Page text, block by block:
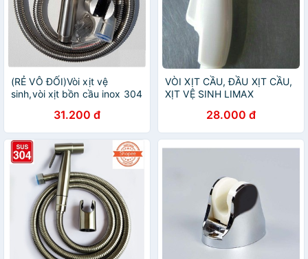
(RẺ VÔ ĐỐI)Vòi xịt vệ
sinh,vòi xịt bồn cầu inox 304
31.200 đ
VÒI XỊT CẦU, ĐẦU XỊT CẦU,
XỊT VỆ SINH LIMAX
28.000 đ